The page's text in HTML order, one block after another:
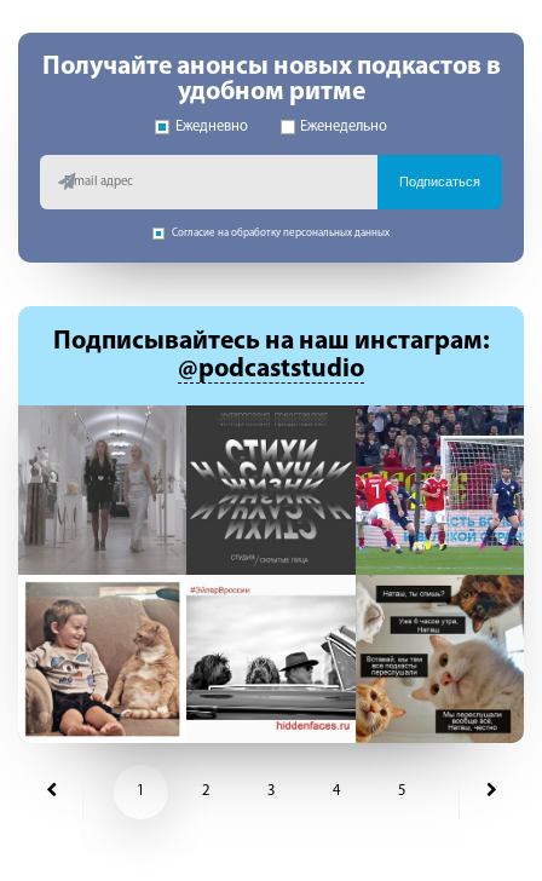
Получайте анонсы новых подкастов в
удобном ритме
Ежедневно Еженедельно
Подписаться
Согласие на обработку персональных данных
Подписывайтесь на наш инстаграм:
@podcaststudio
1 2 3 4 5